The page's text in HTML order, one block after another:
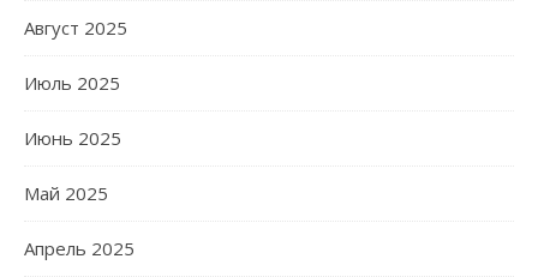
Август 2025
Июль 2025
Июнь 2025
Май 2025
Апрель 2025